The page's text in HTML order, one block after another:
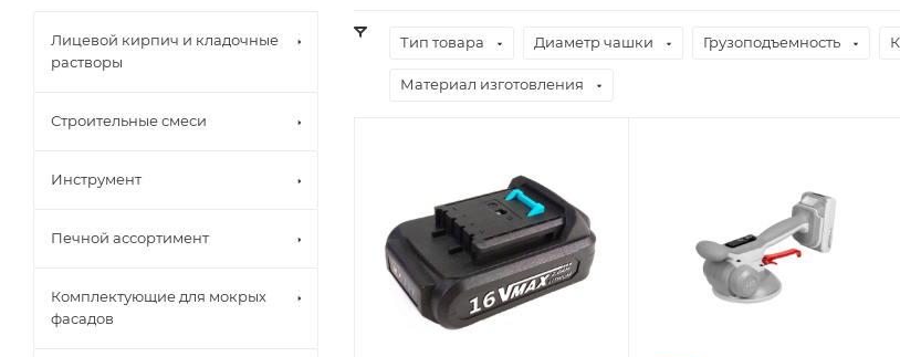
Тип товара Диаметр чашки Грузоподъемность
Материал изготовления
Лицевой кирпич и кладочные
растворы
Строительные смеси
Инструмент
Печной ассортимент
Комплектующие для мокрых
фасадов